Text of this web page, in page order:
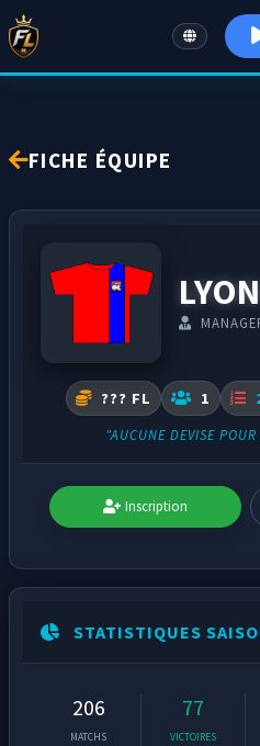
English
FICHE ÉQUIPE
??? FL 1
"AUCUNE DEVISE
Inscription
STATISTIQUES
206
MATCHS
77
VICTOIRES